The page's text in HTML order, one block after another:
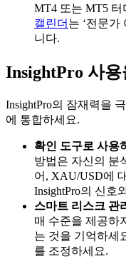
MT4 또는 MT5
캘린더 는 ‘전문가
니다.
InsightPro 사용
InsightPro의 잠재력을
에 통합하세요.
확인 도구로 사용
방법은 자신의 분
어, XAU/USD에
InsightPro의 신호
스마트 리스크 관
매 수준을 제공하
는 것을 기억하세
를 조정하세요.